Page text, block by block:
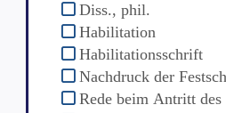
Diss., phil.
Habilitation
Habilitationsschrift
Nachdruck der
Rede beim Antritt des